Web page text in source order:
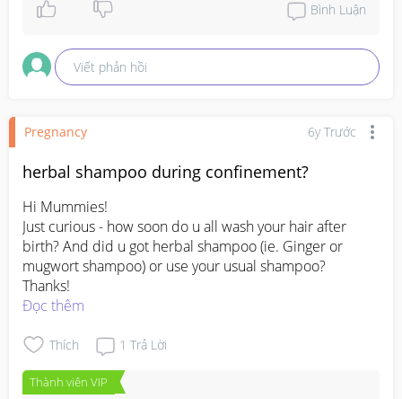
Bình Luận
Viết phản hồi
Pregnancy 6y Trước
herbal shampoo during confinement?
Hi Mummies!
Just curious - how soon do u all wash your hair after
birth? And did u got herbal shampoo (ie. Ginger or
mugwort shampoo) or use your usual shampoo?
Thanks!
Đọc thêm
Thích 1 Trả Lời
Thành viên VIP